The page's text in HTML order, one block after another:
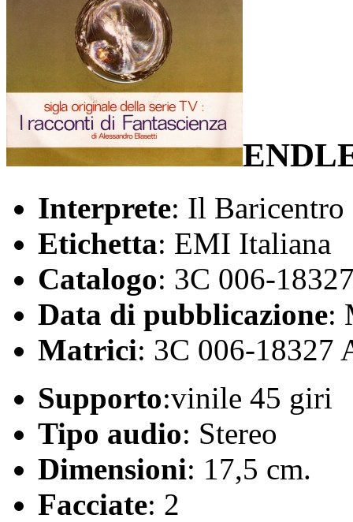
Interprete: Il Baricentro
Etichetta: EMI Italiana
Catalogo: 3C 006-
Data di pubblicazione:
Matrici: 3C 006-18327
Supporto:vinile 45 giri
Tipo audio: Stereo
Dimensioni: 17,5 cm.
Facciate: 2